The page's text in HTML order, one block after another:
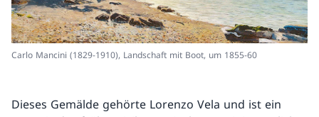
Carlo Mancini (1829-1910), Landschaft mit Boot, um 1855-60
Dieses Gemälde gehörte Lorenzo Vela und ist ein